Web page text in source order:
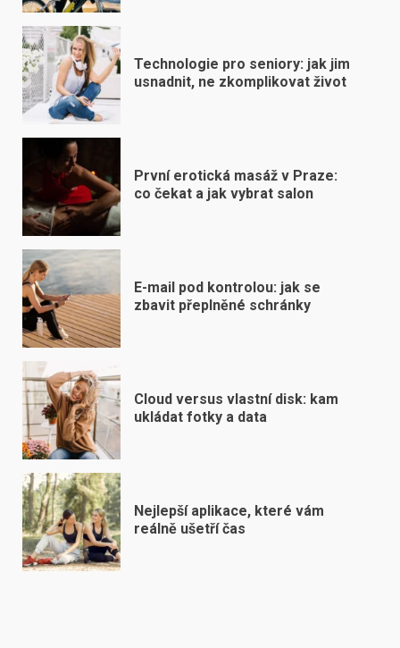
Technologie pro seniory: jak jim
usnadnit, ne zkomplikovat život
První erotická masáž v Praze:
co čekat a jak vybrat salon
E-mail pod kontrolou: jak se
zbavit přeplněné schránky
Cloud versus vlastní disk: kam
ukládat fotky a data
Nejlepší aplikace, které vám
reálně ušetří čas